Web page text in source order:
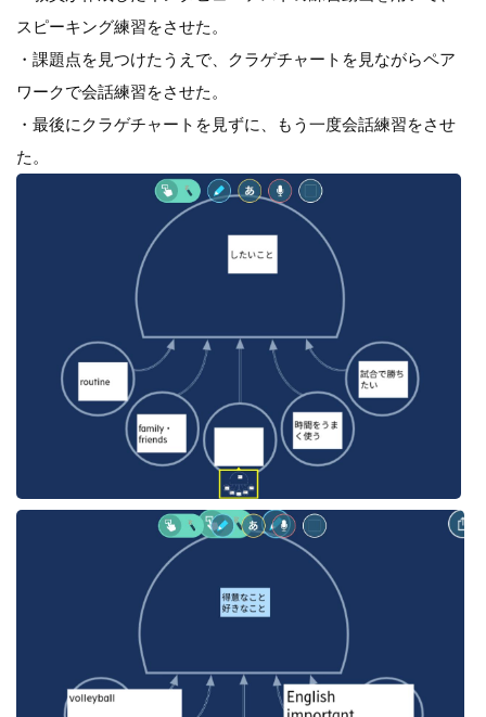
スピーキング練習をさせた。
・課題点を見つけたうえで、クラゲチャートを見ながらペア
ワークで会話練習をさせた。
・最後にクラゲチャートを見ずに、もう一度会話練習をさせ
た。